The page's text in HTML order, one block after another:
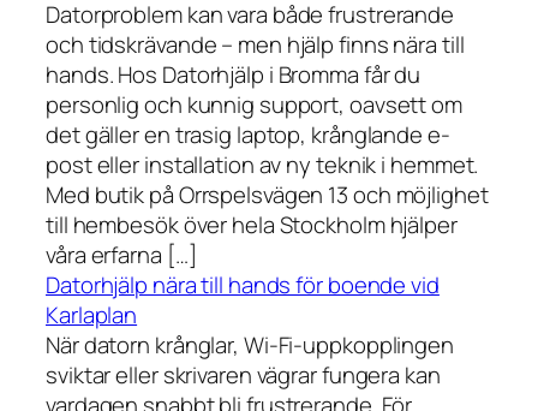
Datorproblem kan vara både frustrerande
och tidskrävande – men hjälp finns nära till
hands. Hos Datorhjälp i Bromma får du
personlig och kunnig support, oavsett om
det gäller en trasig laptop, krånglande e-
post eller installation av ny teknik i hemmet.
Med butik på Orrspelsvägen 13 och möjlighet
till hembesök över hela Stockholm hjälper
våra erfarna […]
Datorhjälp nära till hands för boende vid
Karlaplan
När datorn krånglar, Wi-Fi-uppkopplingen
sviktar eller skrivaren vägrar fungera kan